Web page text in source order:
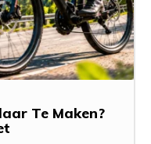
Te Maken?